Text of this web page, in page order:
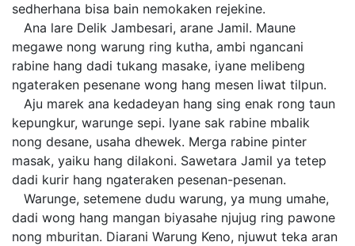
sedherhana bisa bain nemokaken rejekine.
Ana lare Delik Jambesari, arane Jamil. Maune
megawe nong warung ring kutha, ambi ngancani
rabine hang dadi tukang masake, iyane melibeng
ngateraken pesenane wong hang mesen liwat tilpun.
Aju marek ana kedadeyan hang sing enak rong taun
kepungkur, warunge sepi. Iyane sak rabine mbalik
nong desane, usaha dhewek. Merga rabine pinter
masak, yaiku hang dilakoni. Sawetara Jamil ya tetep
dadi kurir hang ngateraken pesenan-pesenan.
Warunge, setemene dudu warung, ya mung umahe,
dadi wong hang mangan biyasahe njujug ring pawone
nong mburitan. Diarani Warung Keno, njuwut teka aran